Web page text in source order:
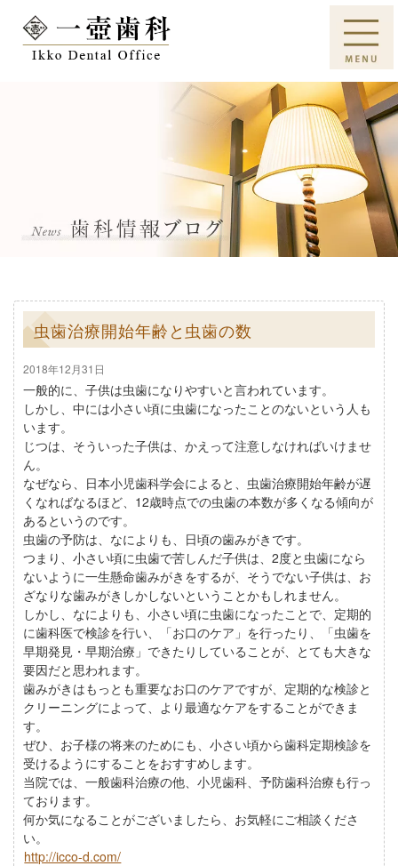
虫歯治療開始年齢と虫歯の数
2018年12月31日
一般的に、子供は虫歯になりやすいと言われています。
しかし、中には小さい頃に虫歯になったことのないという人も
います。
じつは、そういった子供は、かえって注意しなければいけませ
ん。
なぜなら、日本小児歯科学会によると、虫歯治療開始年齢が遅
くなればなるほど、12歳時点での虫歯の本数が多くなる傾向が
あるというのです。
虫歯の予防は、なによりも、日頃の歯みがきです。
つまり、小さい頃に虫歯で苦しんだ子供は、2度と虫歯になら
ないように一生懸命歯みがきをするが、そうでない子供は、お
ざなりな歯みがきしかしないということかもしれません。
しかし、なによりも、小さい頃に虫歯になったことで、定期的
に歯科医で検診を行い、「お口のケア」を行ったり、「虫歯を
早期発見・早期治療」できたりしていることが、とても大きな
要因だと思われます。
歯みがきはもっとも重要なお口のケアですが、定期的な検診と
クリーニングによって、より最適なケアをすることができま
す。
ぜひ、お子様の将来のためにも、小さい頃から歯科定期検診を
受けるようにすることをおすすめします。
当院では、一般歯科治療の他、小児歯科、予防歯科治療も行っ
ております。
何か気になることがございましたら、お気軽にご相談くださ
い。
http://icco-d.com/